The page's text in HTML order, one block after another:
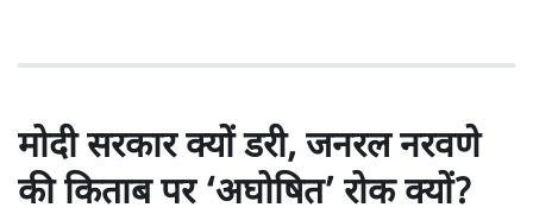
मोदी सरकार क्यों डरी, जनरल नरवणे
की किताब पर ‘अघोषित’ रोक क्यों?